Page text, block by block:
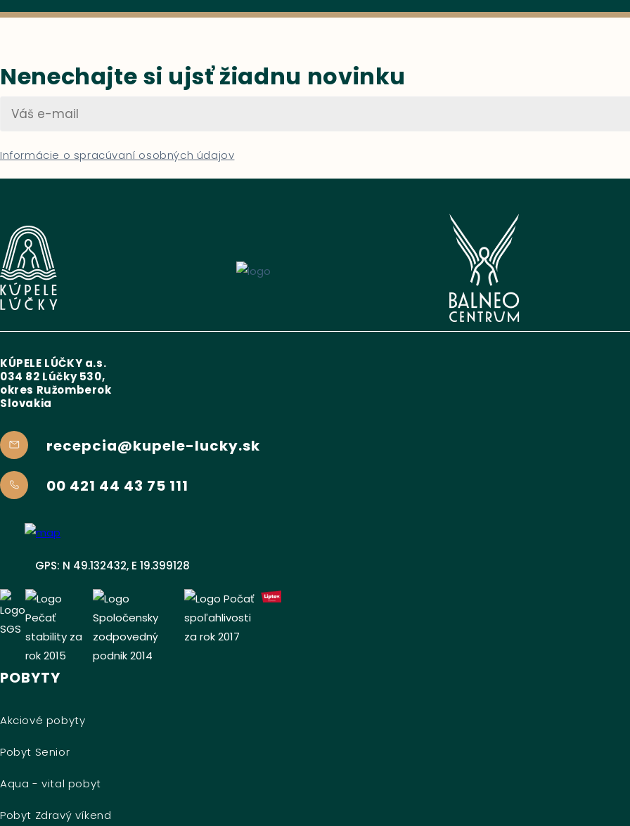
Nenechajte si ujsť žiadnu novinku
Informácie o spracúvaní osobných údajov
KÚPELE LÚČKY a.s.
034 82 Lúčky 530,
okres Ružomberok
Slovakia
recepcia@kupele-lucky.sk
00 421 44 43 75 111
GPS: N 49.132432, E 19.399128
POBYTY
Akciové pobyty
Pobyt Senior
Aqua - vital pobyt
Pobyt Zdravý víkend